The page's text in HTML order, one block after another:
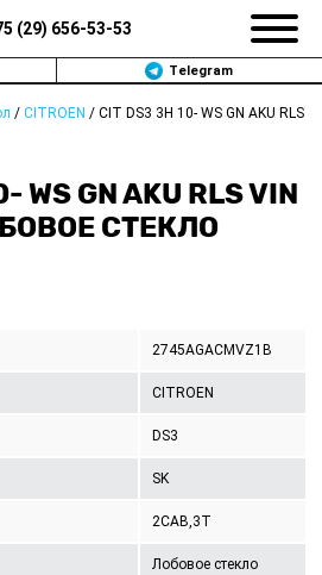
(29) 656-53-53
Telegram
/ CITROEN / CIT DS3 3H 10- WS GN AKU RLS
WS GN AKU RLS VIN
СТЕКЛО
2745AGACMVZ1B
CITROEN
DS3
SK
2CAB,3T
Лобовое стекло
МИНСКЕ